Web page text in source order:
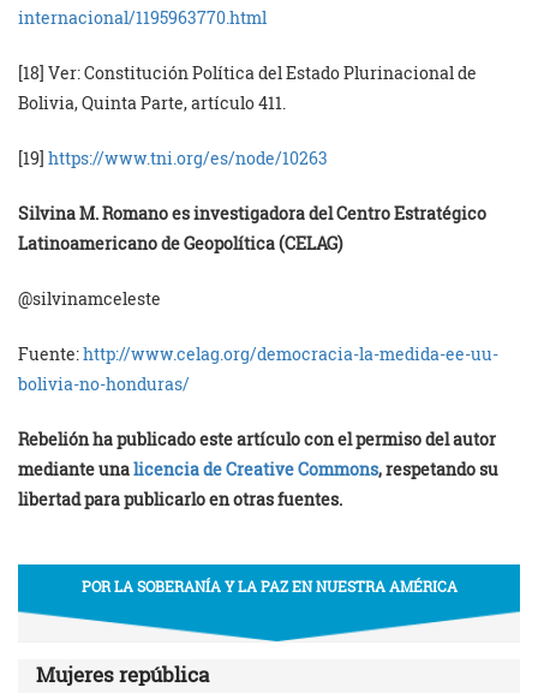
internacional/1195963770.html
[18] Ver: Constitución Política del Estado Plurinacional de
Bolivia, Quinta Parte, artículo 411.
[19] https://www.tni.org/es/node/10263
Silvina M. Romano es investigadora delCentro Estratégico
Latinoamericano de Geopolítica (CELAG)
@silvinamceleste
Fuente:http://www.celag.org/democracia-la-medida-ee-uu-
bolivia-no-honduras/
Rebelión ha publicado este artículo con el permiso del autor
mediante unalicencia de Creative Commons, respetando su
libertad para publicarlo en otras fuentes.
POR LA SOBERANÍA Y LA PAZ EN NUESTRA AMÉRICA
Mujeres república